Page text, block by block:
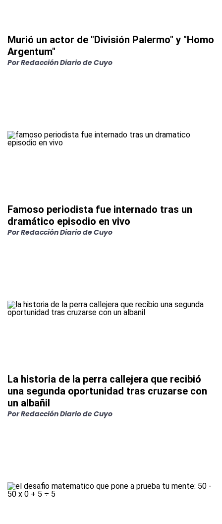
Murió un actor de "División Palermo" y "Homo
Argentum"
PorRedacción Diario de Cuyo
Famoso periodista fue internado tras un
dramático episodio en vivo
PorRedacción Diario de Cuyo
La historia de la perra callejera que recibió
una segunda oportunidad tras cruzarse con
un albañil
PorRedacción Diario de Cuyo